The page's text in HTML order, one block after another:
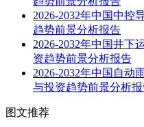
2026-2032年中国中控
趋势前景分析报告
2026-2032年中国井下
资趋势前景分析报告
2026-2032年中国自动
与投资趋势前景分析
图文推荐